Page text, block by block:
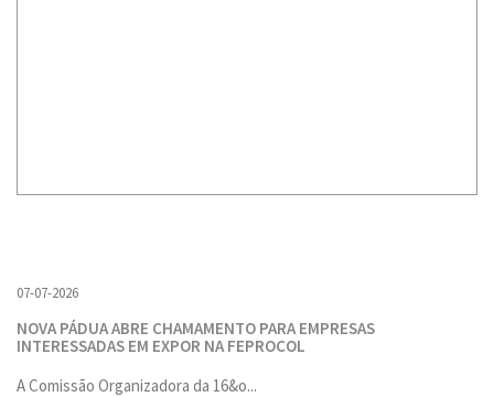
07-07-2026
NOVA PÁDUA ABRE CHAMAMENTO PARA EMPRESAS
INTERESSADAS EM EXPOR NA FEPROCOL
A Comissão Organizadora da 16&o...